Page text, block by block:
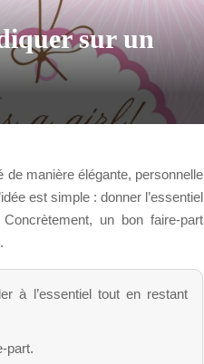
sur un
de manière élégante, personnelle
est simple : donner l’essentiel
un bon faire-part
à l’essentiel tout en restant
part.